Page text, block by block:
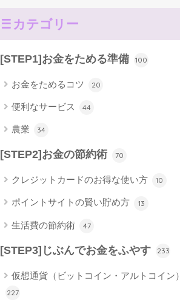
カテゴリー
[STEP1]お金をためる準備 100
お金をためるコツ 20
便利なサービス 44
農業 34
[STEP2]お金の節約術 70
クレジットカードのお得な使い方 10
ポイントサイトの賢い貯め方 13
生活費の節約術 47
[STEP3]じぶんでお金をふやす 233
仮想通貨（ビットコイン・アルトコイン）
227